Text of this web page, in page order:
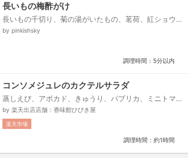
長いもの梅酢がけ
長いもの千切り、菊の湯がいたもの、茗荷、紅ショウ
ガのみじん切り、梅酢
by pinkishsky
調理時間：5分以内
コンソメジュレのカクテルサラダ
蒸しえび、アボカド、きゅうり、パプリカ、ミニトマ
ト、【コンソメジュレ～ハーブソルト風味～】、コン
ソメ顆粒、お湯、ゼラチン、ハーブソルト、または…、
【コンソメジュレ～チリ風味～】、コンソメ顆粒、お
湯、ゼラチン、国産一味唐辛子、塩、※具材はコンソメ
ジュレ１つに対しての、分量ですので、ご注意下さ
い。※...
by 楽天出店店舗：香味館ひびき屋
楽天市場
調理時間：約1時間